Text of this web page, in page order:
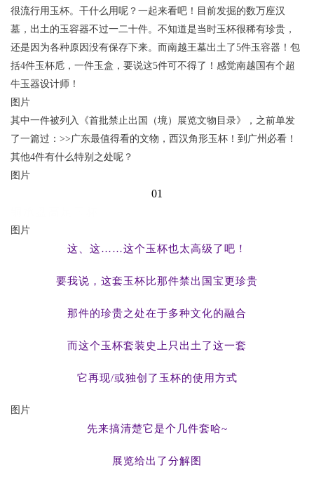
很流行用玉杯。干什么用呢？一起来看吧！目前发掘的数万座汉
墓，出土的玉容器不过一二十件。不知道是当时玉杯很稀有珍贵，
还是因为各种原因没有保存下来。而南越王墓出土了5件玉容器！包
括4件玉杯卮，一件玉盒，要说这5件可不得了！感觉南越国有个超
牛玉器设计师！
图片
其中一件被列入《首批禁止出国（境）展览文物目录》，之前单发
了一篇过：>>广东最值得看的文物，西汉角形玉杯！到广州必看！
其他4件有什么特别之处呢？
图片
01
图片
这、这……这个玉杯也太高级了吧！
要我说，这套玉杯比那件禁出国宝更珍贵
那件的珍贵之处在于多种文化的融合
而这个玉杯套装史上只出土了这一套
它再现/或独创了玉杯的使用方式
图片
先来搞清楚它是个几件套哈~
展览给出了分解图